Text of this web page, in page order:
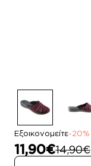
Εξοικονομείτε-20%
11,90€14,90€